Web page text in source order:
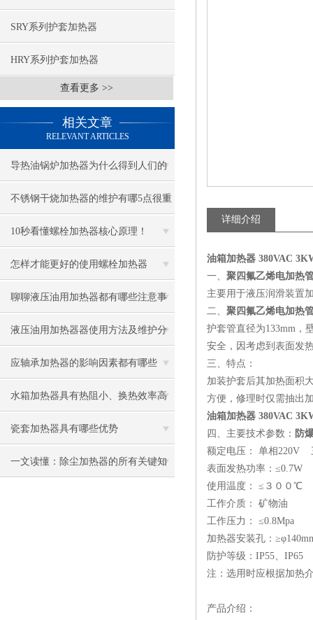
SRY系列护套加热器
HRY系列护套加热器
查看更多 >>
相关文章
RELEVANT ARTICLES
导热油锅炉加热器为什么得到人们的
青睐
不锈钢干烧加热器的维护有哪5点很重
要
10秒看懂螺栓加热器核心原理！
怎样才能更好的使用螺栓加热器
聊聊液压油用加热器都有哪些注意事
项
液压油用加热器器使用方法及维护分
享给大家
应轴承加热器的影响因素都有哪些
呢？
水箱加热器具有热阻小、换热效率高
的优点
瓷套加热器具有哪些优势
一文读懂：除尘加热器的所有关键知
详细介绍
油箱加热器 380VAC
一、 聚四氟乙烯电加热
主要用于液压润滑装置
二、 聚四氟乙烯电加热
护套管直径为133mm ，
安全，因考虑到表面发
三、特点：
加装护套后其加热面积
方便，修理时仅需抽出
油箱加热器 380VAC
四、主要技术参数： 防
额定电压：
单相220V
表面发热功率：≤0.7W
使用温度：
≤３００℃
工作介质：
矿物油
工作压力：
≤0.8Mpa
加热器安装孔：≥φ
防护等级： IP55、 IP65
注：选用时应根据加热
产品介绍：